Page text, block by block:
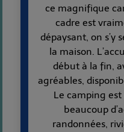
ce magnifique
cadre est
dépaysant, on s’y
la maison.
début à la fin,
agréables,
Le camping
beaucoup
randonnées,